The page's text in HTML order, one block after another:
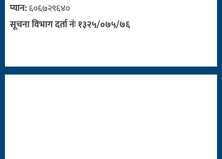
प्यान:६०६७२९६४०
सूचना विभाग दर्ता नंः १३२५/०७५/७६